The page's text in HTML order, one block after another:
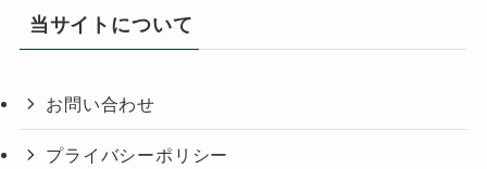
当サイトについて
お問い合わせ
プライバシーポリシー